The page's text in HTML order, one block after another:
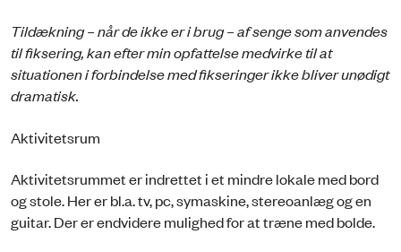
Tildækning – når de ikke er i brug – af senge som anvendes
til fiksering, kan efter min opfattelse medvirke til at
situationen i forbindelse med fikseringer ikke bliver unødigt
dramatisk.
Aktivitetsrum
Aktivitetsrummet er indrettet i et mindre lokale med bord
og stole. Her er bl.a. tv, pc, symaskine, stereoanlæg og en
guitar. Der er endvidere mulighed for at træne med bolde.